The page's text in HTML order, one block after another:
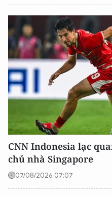
CNN Indonesia lạc
chủ nhà Singapore
07/08/2026 07:07